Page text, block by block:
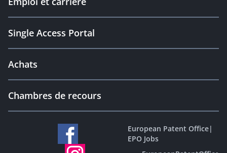
Single Access Portal
Achats
Chambres de recours
European Patent Office|
EPO Jobs